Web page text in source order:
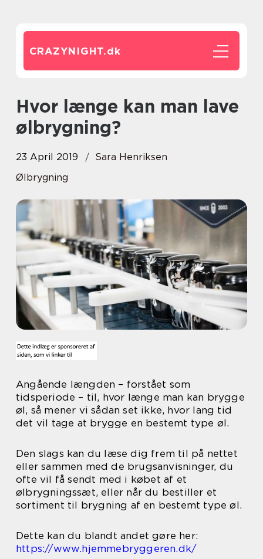
CRAZYNIGHT.dk
Hvor længe kan man lave
ølbrygning?
23 April 2019
Sara Henriksen
Ølbrygning
Angående længden – forstået som
tidsperiode – til, hvor længe man kan brygge
øl, så mener vi sådan set ikke, hvor lang tid
det vil tage at brygge en bestemt type øl.
Den slags kan du læse dig frem til på nettet
eller sammen med de brugsanvisninger, du
ofte vil få sendt med i købet af et
ølbrygningssæt, eller når du bestiller et
sortiment til brygning af en bestemt type øl.
Dette kan du blandt andet gøre her:
https://www.hjemmebryggeren.dk/